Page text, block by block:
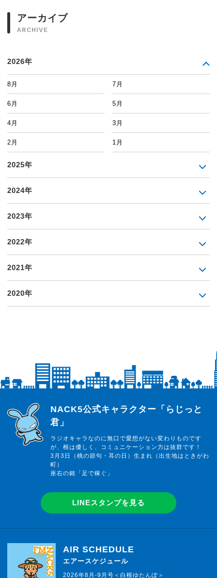
アーカイブ
ARCHIVE
2026年
8月 7月
6月 5月
4月 3月
2月 1月
2025年
2024年
2023年
2022年
2021年
2020年
らじっと君
NACK5公式キャラクター「らじっと
君」
ラジオキャラなのに無口で愛想がない変わりものです
が、根は優しく、コミュニケーション力は抜群です！
3月3日（桃の節句・耳の日）生まれ（出生地はときがわ
町）
座右の銘「足で稼ぐ」
LINEスタンプを見る
AIR SCHEDULE
エアースケジュール
2026年8月-9月号＜白根ゆたんぽ＞